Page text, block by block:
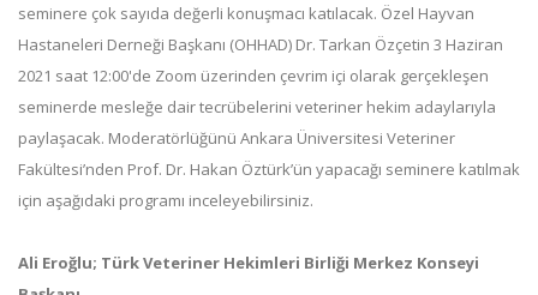
seminere çok sayıda değerli konuşmacı katılacak. Özel Hayvan
Hastaneleri Derneği Başkanı (OHHAD) Dr. Tarkan Özçetin 3 Haziran
2021 saat 12:00'de Zoom üzerinden çevrim içi olarak gerçekleşen
seminerde mesleğe dair tecrübelerini veteriner hekim adaylarıyla
paylaşacak. Moderatörlüğünü Ankara Üniversitesi Veteriner
Fakültesi’nden Prof. Dr. Hakan Öztürk’ün yapacağı seminere katılmak
için aşağıdaki programı inceleyebilirsiniz.
Ali Eroğlu; Türk Veteriner Hekimleri Birliği Merkez Konseyi